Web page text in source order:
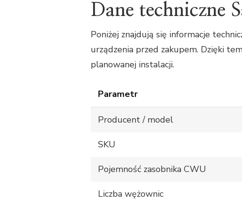
Dane techniczne
Poniżej znajdują się informacje
urządzenia przed zakupem. Dzięki
planowanej instalacji.
Parametr
Producent / model
SKU
Pojemność zasobnika CWU
Liczba wężownic